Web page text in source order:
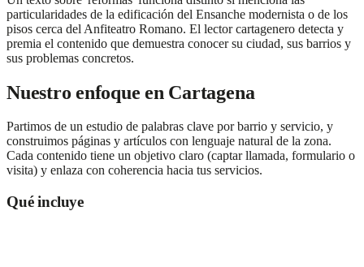
particularidades de la edificación del Ensanche modernista o de los
pisos cerca del Anfiteatro Romano. El lector cartagenero detecta y
premia el contenido que demuestra conocer su ciudad, sus barrios y
sus problemas concretos.
Nuestro enfoque en Cartagena
Partimos de un estudio de palabras clave por barrio y servicio, y
construimos páginas y artículos con lenguaje natural de la zona.
Cada contenido tiene un objetivo claro (captar llamada, formulario o
visita) y enlaza con coherencia hacia tus servicios.
Qué incluye